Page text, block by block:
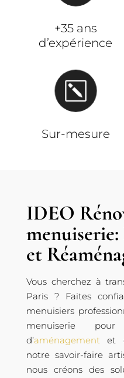
+35 ans
d’expérience
k
Sur-mesure
IDEO
et
Vous cherchez à
Paris ? Faites
menuisiers
menuiserie
d’aménagementet
notre savoir-faire
nous créons des